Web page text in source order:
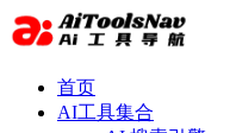
首页
AI工具集合